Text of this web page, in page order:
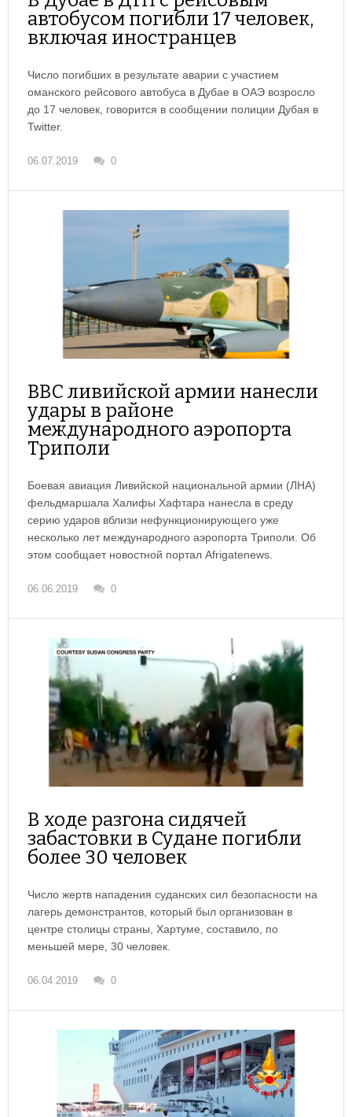
автобусом погибли 17 человек,
включая иностранцев
Число погибших в результате аварии с участием
оманского рейсового автобуса в Дубае в ОАЭ возросло
до 17 человек, говорится в сообщении полиции Дубая в
Twitter.
06.07.2019 0
ВВС ливийской армии нанесли
удары в районе
международного аэропорта
Триполи
Боевая авиация Ливийской национальной армии (ЛНА)
фельдмаршала Халифы Хафтара нанесла в среду
серию ударов вблизи нефункционирующего уже
несколько лет международного аэропорта Триполи. Об
этом сообщает новостной портал Afrigatenews.
06.06.2019 0
В ходе разгона сидячей
забастовки в Судане погибли
более 30 человек
Число жертв нападения суданских сил безопасности на
лагерь демонстрантов, который был организован в
центре столицы страны, Хартуме, составило, по
меньшей мере, 30 человек.
06.04.2019 0